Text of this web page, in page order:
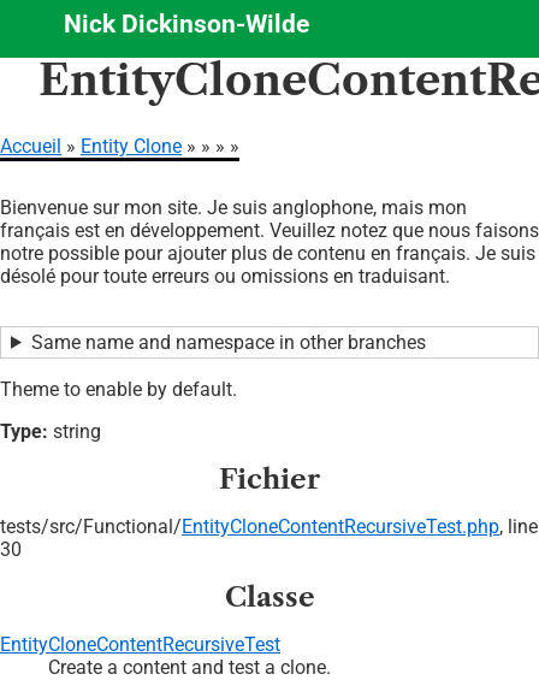
Aller
principal
Nick Dickinson-Wilde
d'Ariane
Accueil Entity Clone
Bienvenue sur mon site. Je suis anglophone, mais mon
français est en développement. Veuillez notez que nous faisons
notre possible pour ajouter plus de contenu en français. Je suis
désolé pour toute erreurs ou omissions en traduisant.
Same name and namespace in other branches
Theme to enable by default.
Type: string
Fichier
tests/src/Functional/EntityCloneContentRecursiveTest.php, line
30
Classe
EntityCloneContentRecursiveTest
Create a content and test a clone.